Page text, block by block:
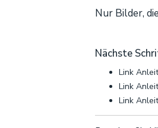
Nur Bilder,
Nächste
Link
Link
Link